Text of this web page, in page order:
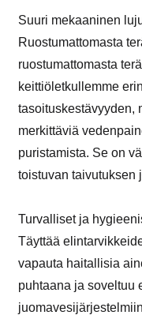
Suuri mekaaninen
Ruostumattomasta
ruostumattomasta
keittiöletkullemme
tasoituskestävyyden,
merkittäviä
puristamista. Se on
toistuvan taivutuksen
Turvalliset ja
Täyttää
vapauta haitallisia
puhtaana ja soveltuu